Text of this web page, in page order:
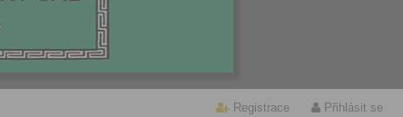
Registrace Přihlásit se